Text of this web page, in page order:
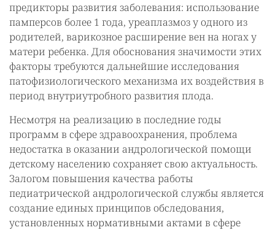
предикторы развития заболевания: использование
памперсов более 1 года, уреаплазмоз у одного из
родителей, варикозное расширение вен на ногах у
матери ребенка. Для обоснования значимости этих
факторы требуются дальнейшие исследования
патофизиологического механизма их воздействия в
период внутриутробного развития плода.
Несмотря на реализацию в последние годы
программ в сфере здравоохранения, проблема
недостатка в оказании андрологической помощи
детскому населению сохраняет свою актуальность.
Залогом повышения качества работы
педиатрической андрологической службы является
создание единых принципов обследования,
установленных нормативными актами в сфере